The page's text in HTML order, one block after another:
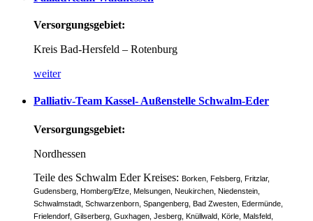
Versorgungsgebiet:
Kreis Bad-Hersfeld – Rotenburg
weiter
Palliativ-Team Kassel- Außenstelle Schwalm-Eder
Versorgungsgebiet:
Nordhessen
Teile des Schwalm Eder Kreises: Borken, Felsberg, Fritzlar,
Gudensberg, Homberg/Efze, Melsungen, Neukirchen, Niedenstein,
Schwalmstadt, Schwarzenborn, Spangenberg, Bad Zwesten, Edermünde,
Frielendorf, Gilserberg, Guxhagen, Jesberg, Knüllwald, Körle, Malsfeld,